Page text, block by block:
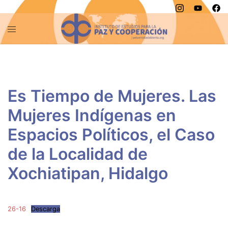
Saltar
contenido
Es Tiempo de Mujeres. Las
Mujeres Indígenas en
Espacios Políticos, el Caso
de la Localidad de
Xochiatipan, Hidalgo
26-16 Descarga